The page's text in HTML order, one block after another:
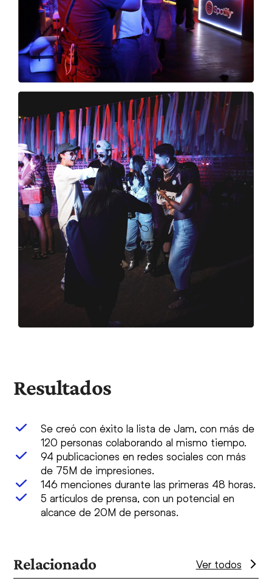
Resultados
Se creó con éxito la lista de Jam, con más de
120 personas colaborando al mismo tiempo.
94 publicaciones en redes sociales con más
de 75M de impresiones.
146 menciones durante las primeras 48 horas.
5 artículos de prensa, con un potencial en
alcance de 20M de personas.
Relacionado Ver todos